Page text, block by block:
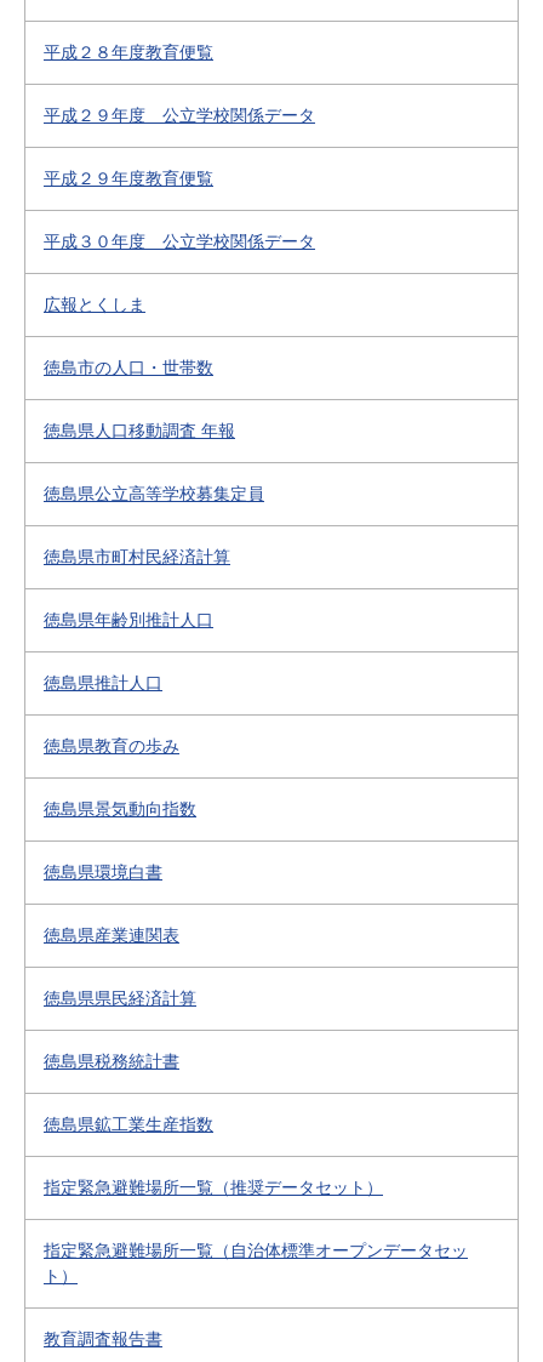
平成２８年度教育便覧
平成２９年度 公立学校関係データ
平成２９年度教育便覧
平成３０年度 公立学校関係データ
広報とくしま
徳島市の人口・世帯数
徳島県人口移動調査 年報
徳島県公立高等学校募集定員
徳島県市町村民経済計算
徳島県年齢別推計人口
徳島県推計人口
徳島県教育の歩み
徳島県景気動向指数
徳島県環境白書
徳島県産業連関表
徳島県県民経済計算
徳島県税務統計書
徳島県鉱工業生産指数
指定緊急避難場所一覧（推奨データセット）
指定緊急避難場所一覧（自治体標準オープンデータセッ
ト）
教育調査報告書